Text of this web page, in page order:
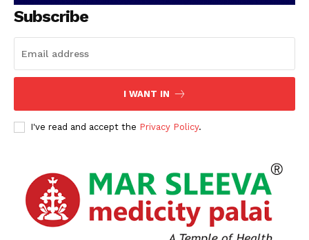
SUBSCRIBE NOW
PALA VISION
Contact us
Grievance Redressal
Subscribe
I WANT IN
I've read and accept the Privacy Policy.